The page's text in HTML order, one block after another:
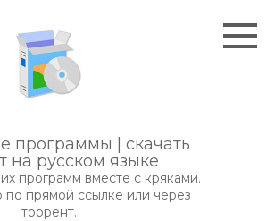
программы | скачать
на русском языке
программ вместе с кряками.
по прямой ссылке или через
торрент.